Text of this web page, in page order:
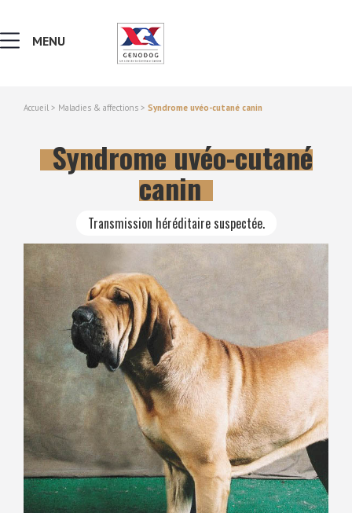
NOTIONS DE GÉNÉTIQUE
RECHERCHER UNE RACE
LEXIQUE
VERS LE SITE SCC.ASSO.FR
MENU
Accueil > Maladies & affections > Syndrome uvéo-cutané canin
Syndrome uvéo-cutané
canin
Transmission héréditaire suspectée.